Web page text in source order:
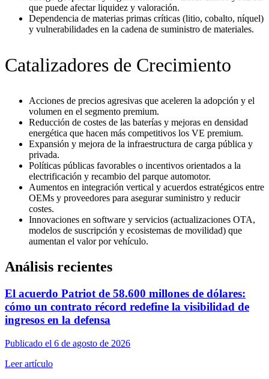
que puede afectar liquidez y valoración.
Dependencia de materias primas críticas (litio, cobalto, níquel)
y vulnerabilidades en la cadena de suministro de materiales.
Catalizadores de Crecimiento
Acciones de precios agresivas que aceleren la adopción y el
volumen en el segmento premium.
Reducción de costes de las baterías y mejoras en densidad
energética que hacen más competitivos los VE premium.
Expansión y mejora de la infraestructura de carga pública y
privada.
Políticas públicas favorables o incentivos orientados a la
electrificación y recambio del parque automotor.
Aumentos en integración vertical y acuerdos estratégicos entre
OEMs y proveedores para asegurar suministro y reducir
costes.
Innovaciones en software y servicios (actualizaciones OTA,
modelos de suscripción y ecosistemas de movilidad) que
aumentan el valor por vehículo.
Análisis recientes
El acuerdo Patriot de 58.600 millones de dólares:
cómo un contrato récord redefine la visibilidad de
ingresos en la defensa
Publicado el 6 de agosto de 2026
Leer artículo